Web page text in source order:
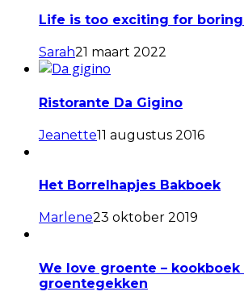
Life is too exciting for
Sarah21 maart 2022
Ristorante Da Gigino
Jeanette11 augustus 2016
Het Borrelhapjes Bakboek
Marlene23 oktober 2019
We love groente – kookboek
groentegekken